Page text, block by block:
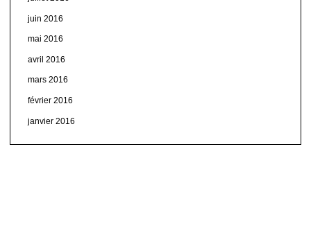
juin 2016
mai 2016
avril 2016
mars 2016
février 2016
janvier 2016